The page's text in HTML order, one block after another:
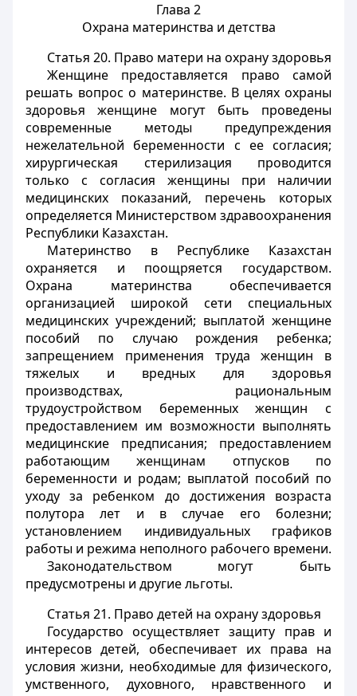
Глава 2
Охрана материнства и детства
Статья 20. Право матери на охрану здоровья
Женщине предоставляется право самой
решать вопрос о материнстве. В целях охраны
здоровья женщине могут быть проведены
современные методы предупреждения
нежелательной беременности с ее согласия;
хирургическая стерилизация проводится
только с согласия женщины при наличии
медицинских показаний, перечень которых
определяется Министерством здравоохранения
Республики Казахстан.
Материнство в Республике Казахстан
охраняется и поощряется государством.
Охрана материнства обеспечивается
организацией широкой сети специальных
медицинских учреждений; выплатой женщине
пособий по случаю рождения ребенка;
запрещением применения труда женщин в
тяжелых и вредных для здоровья
производствах, рациональным
трудоустройством беременных женщин с
предоставлением им возможности выполнять
медицинские предписания; предоставлением
работающим женщинам отпусков по
беременности и родам; выплатой пособий по
уходу за ребенком до достижения возраста
полутора лет и в случае его болезни;
установлением индивидуальных графиков
работы и режима неполного рабочего времени.
Законодательством могут быть
предусмотрены и другие льготы.
Статья 21. Право детей на охрану здоровья
Государство осуществляет защиту прав и
интересов детей, обеспечивает их права на
условия жизни, необходимые для физического,
умственного, духовного, нравственного и